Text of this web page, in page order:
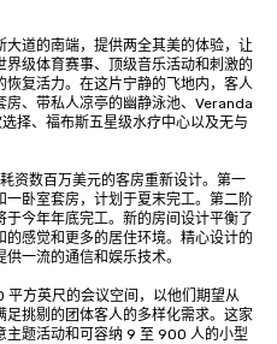
道的南端，提供两全其美的体验，让
级体育赛事、顶级音乐活动和刺激的
复活力。在这片宁静的飞地内，客人
、带私人凉亭的幽静泳池、Veranda
择、福布斯五星级水疗中心以及无与
资数百万美元的客房重新设计。第一
卧室套房，计划于夏末完工。第二阶
今年年底完工。新的房间设计平衡了
感觉和更多的居住环境。精心设计的
一流的通信和娱乐技术。
方英尺的会议空间，以他们期望从
足挑剔的团体客人的多样化需求。这家
主题活动和可容纳 9 至 900 人的小型